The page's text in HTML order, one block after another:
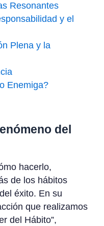
Resonantes
y el
Plena y la
Enemiga?
del
hacerlo,
de los hábitos
éxito. En su
que realizamos
del Hábito”,